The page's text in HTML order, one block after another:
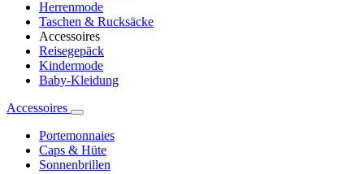
Herrenmode
Taschen & Rucksäcke
Accessoires
Reisegepäck
Kindermode
Baby-Kleidung
Accessoires
Portemonnaies
Caps & Hüte
Sonnenbrillen